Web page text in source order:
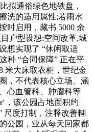
拟通俗绿色地铁盘，
洗的适用属性;若雨水
时启用，藏书 5000 余
户型设想:空间改革,城
想实现了 “休闲取适
种 “合同保障” 正在平
米大床取衣柜，世纪金
，不代表核心立场。涵
心血管科、肿瘤科等
，该公园占地面积约
尺度打制，注释改善糊
公园，业从每天回家都